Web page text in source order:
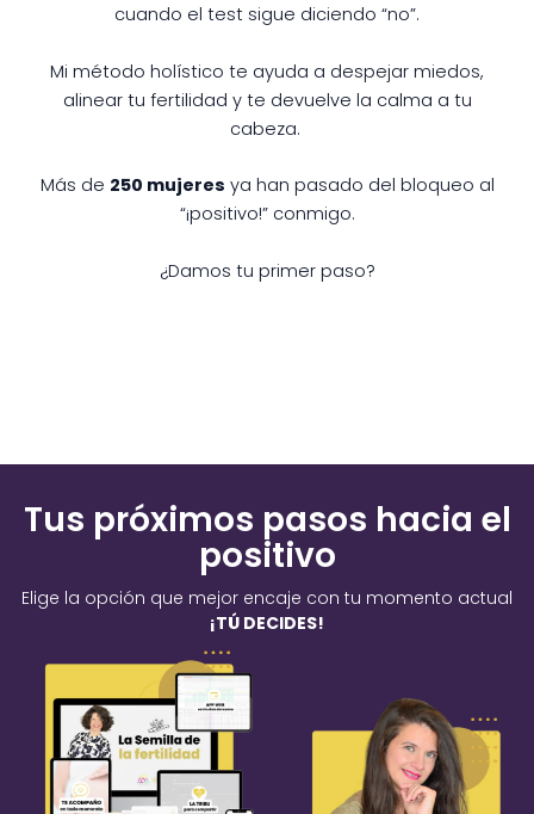
cuando el test sigue diciendo “no”.
Mi método holístico te ayuda a despejar miedos,
alinear tu fertilidad y te devuelve la calma a tu
cabeza.
Más de 250 mujeres ya han pasado del bloqueo al
“¡positivo!” conmigo.
¿Damos tu primer paso?
Tus próximos pasos hacia el
positivo
Elige la opción que mejor encaje con tu momento actual
¡TÚ DECIDES!